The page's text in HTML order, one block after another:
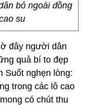
bỏ ngoài đồng
su
đây người dân
quả bí to đẹp
Suốt nghẹn lòng:
trong các lô cao
có chút thu